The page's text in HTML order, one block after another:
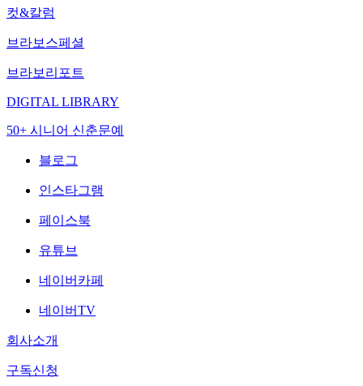
컷&칼럼
브라보스페셜
브라보리포트
DIGITAL LIBRARY
50+ 시니어 신춘문예
블로그
인스타그램
페이스북
유튜브
네이버카페
네이버TV
회사소개
구독신청